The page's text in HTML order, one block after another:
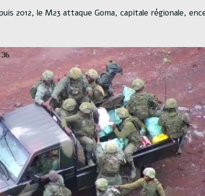
2012, le M23 attaque Goma, capitale régionale,